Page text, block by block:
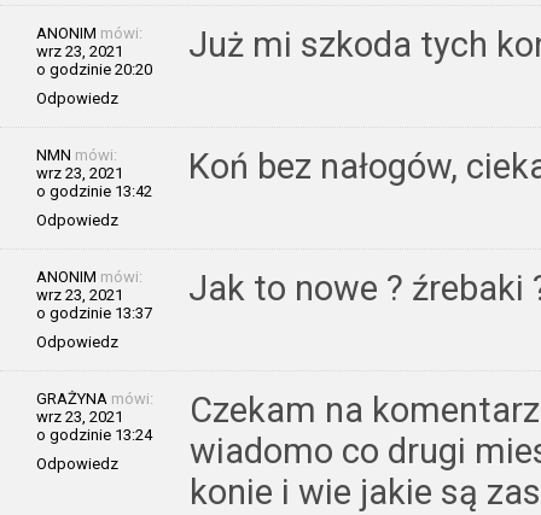
ANONIM mówi:
wrz 23, 2021
o godzinie 20:20
Odpowiedz
Już mi szkoda tych
NMN mówi:
wrz 23, 2021
o godzinie 13:42
Odpowiedz
Koń bez nałogów,
ANONIM mówi:
wrz 23, 2021
o godzinie 13:37
Odpowiedz
Jak to nowe ? źrebaki
GRAŻYNA mówi:
wrz 23, 2021
o godzinie 13:24
Odpowiedz
Czekam na
wiadomo co drugi
konie i wie jakie są